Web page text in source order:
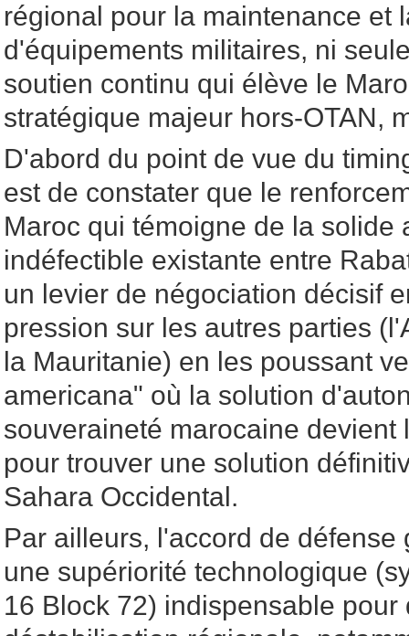
régional pour la maintenance et
d'équipements militaires, ni
soutien continu qui élève le
stratégique majeur hors-OTAN,
D'abord du point de vue du
est de constater que le
Maroc qui témoigne de la solide
indéfectible existante entre
un levier de négociation décisif
pression sur les autres parties
la Mauritanie) en les poussant
americana" où la solution
souveraineté marocaine devient
pour trouver une solution
Sahara Occidental.
Par ailleurs, l'accord de défense
une supériorité technologique
16 Block 72) indispensable pour